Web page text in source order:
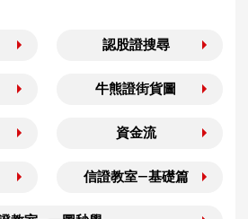
認股證搜尋
牛熊證街貨圖
資金流
信證教室—基礎篇